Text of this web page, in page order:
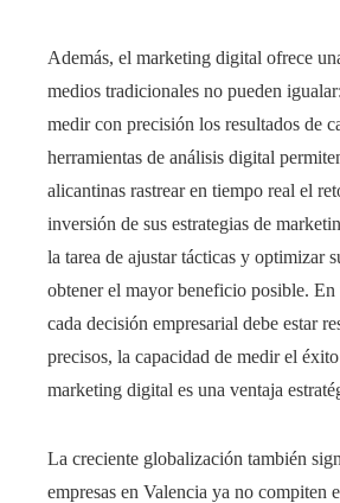
Además, el marketing digital ofrece
medios tradicionales no pueden
medir con precisión los resultados de
herramientas de análisis digital
alicantinas rastrear en tiempo real el
inversión de sus estrategias de
la tarea de ajustar tácticas y optimizar
obtener el mayor beneficio posible.
cada decisión empresarial debe estar
precisos, la capacidad de medir el
marketing digital es una ventaja
La creciente globalización también
empresas en Valencia ya no compiten